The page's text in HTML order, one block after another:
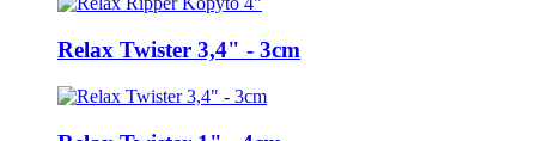
Relax Twister 3,4" - 3cm